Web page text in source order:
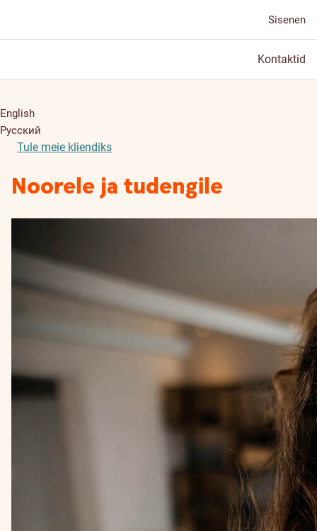
Sisenen
Kontaktid
English
Русский
Tule meie kliendiks
Noorele ja tudengile